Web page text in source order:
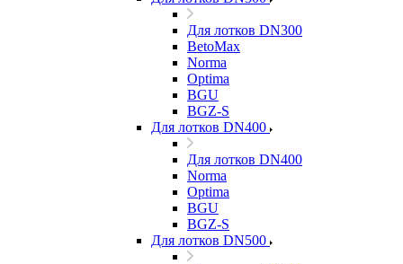
Для лотков DN300
BetoMax
Norma
Optima
BGU
BGZ-S
Для лотков DN400
Для лотков DN400
Norma
Optima
BGU
BGZ-S
Для лотков DN500